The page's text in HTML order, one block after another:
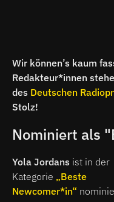
Wir können’s kaum
Redakteur*innen
des Deutschen
Stolz!
Nominiert als
Yola Jordans ist in der
Kategorie „Beste
Newcomer*in“